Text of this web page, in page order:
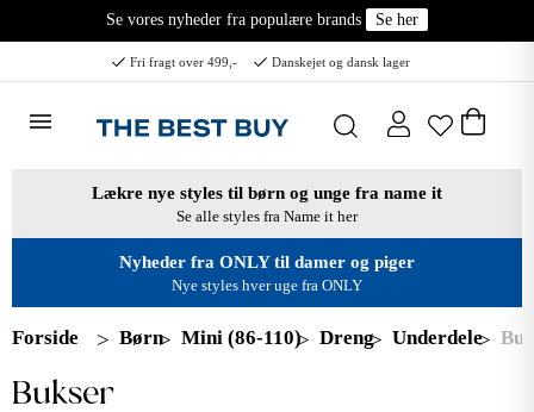
Se vores nyheder fra populære brands Se her
Fri fragt over 499,- Danskejet og dansk lager
Lækre nye styles til børn og unge fra name it
Se alle styles fra Name it her
Nyheder fra ONLY til damer og piger
Nye styles hver uge fra ONLY
Forside Børn Mini (86-110) Dreng Underdele
Bukser